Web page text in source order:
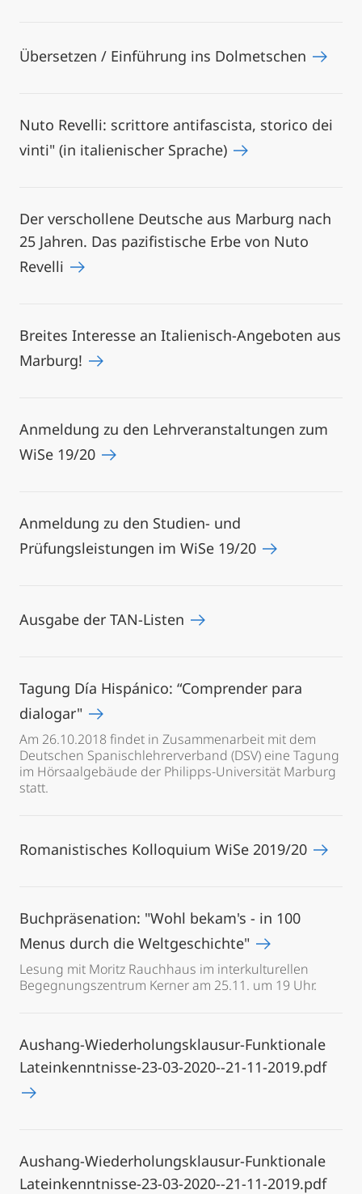
Übersetzen / Einführung ins Dolmetschen
Nuto Revelli: scrittore antifascista, storico dei
vinti" (in italienischer Sprache)
Der verschollene Deutsche aus Marburg nach
25 Jahren. Das pazifistische Erbe von Nuto
Revelli
Breites Interesse an Italienisch-Angeboten aus
Marburg!
Anmeldung zu den Lehrveranstaltungen zum
WiSe 19/20
Anmeldung zu den Studien- und
Prüfungsleistungen im WiSe 19/20
Ausgabe der TAN-Listen
Tagung Día Hispánico: “Comprender para
dialogar"
Am 26.10.2018 findet in Zusammenarbeit mit dem
Deutschen Spanischlehrerverband (DSV) eine Tagung
im Hörsaalgebäude der Philipps-Universität Marburg
statt.
Romanistisches Kolloquium WiSe 2019/20
Buchpräsenation: "Wohl bekam's - in 100
Menus durch die Weltgeschichte"
Lesung mit Moritz Rauchhaus im interkulturellen
Begegnungszentrum Kerner am 25.11. um 19 Uhr.
Aushang-Wiederholungsklausur-Funktionale
Lateinkenntnisse-23-03-2020--21-11-2019.pdf
Aushang-Wiederholungsklausur-Funktionale
Lateinkenntnisse-23-03-2020--21-11-2019.pdf